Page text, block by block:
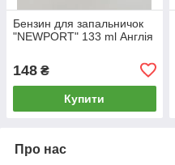
Бензин для запальничок
"NEWPORT" 133 ml Англія
148 ₴
Купити
Про нас